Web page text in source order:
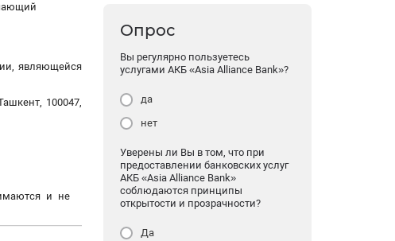
являющейся
100047,
и не
Опрос
Вы регулярно пользуетесь
услугами АКБ «Asia Alliance Bank»?
да
нет
Уверены ли Вы в том, что при
предоставлении банковских услуг
АКБ «Asia Alliance Bank»
соблюдаются принципы
открытости и прозрачности?
Да